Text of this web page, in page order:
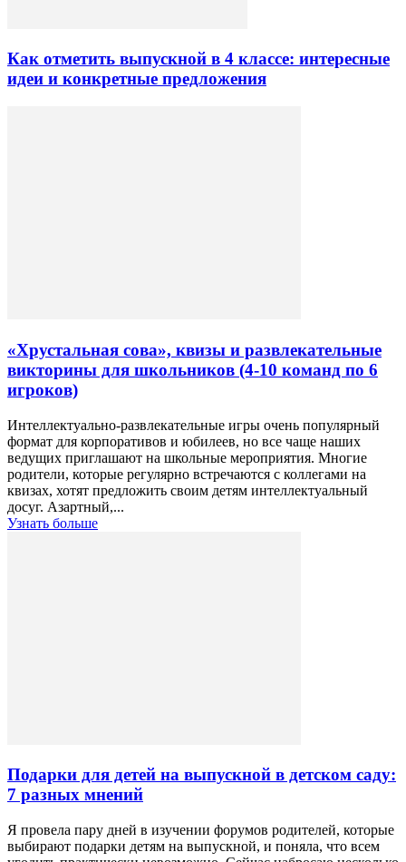
Как отметить выпускной в 4 классе: интересные
идеи и конкретные предложения
«Хрустальная сова», квизы и развлекательные
викторины для школьников (4-10 команд по 6
игроков)
Интеллектуально-развлекательные игры очень популярный
формат для корпоративов и юбилеев, но все чаще наших
ведущих приглашают на школьные мероприятия. Многие
родители, которые регулярно встречаются с коллегами на
квизах, хотят предложить своим детям интеллектуальный
досуг. Азартный,...
Узнать больше
Подарки для детей на выпускной в детском саду:
7 разных мнений
Я провела пару дней в изучении форумов родителей, которые
выбирают подарки детям на выпускной, и поняла, что всем